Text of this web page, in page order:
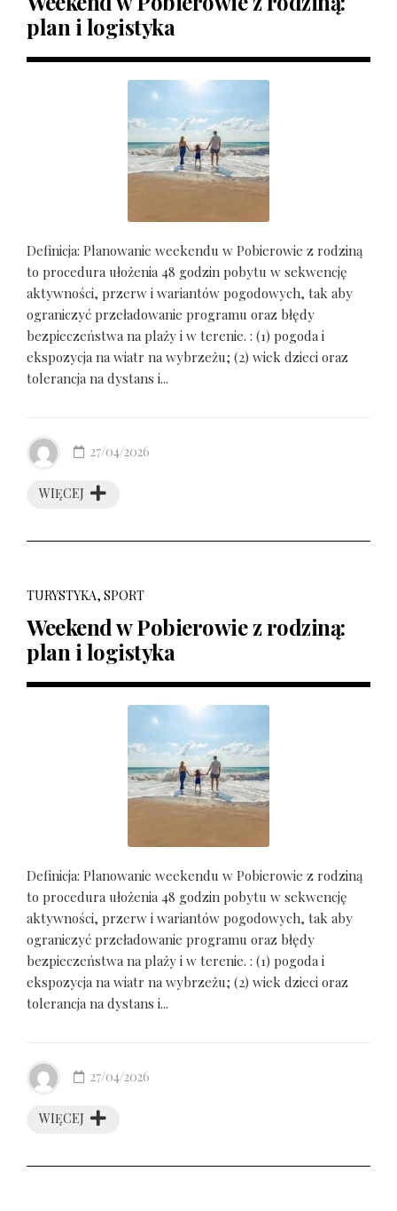
plan i logistyka
Definicja: Planowanie weekendu w Pobierowie z rodziną
to procedura ułożenia 48 godzin pobytu w sekwencję
aktywności, przerw i wariantów pogodowych, tak aby
ograniczyć przeładowanie programu oraz błędy
bezpieczeństwa na plaży i w terenie. : (1) pogoda i
ekspozycja na wiatr na wybrzeżu; (2) wiek dzieci oraz
tolerancja na dystans i...
WIĘCEJ
27/04/2026
TURYSTYKA, SPORT
Weekend w Pobierowie z rodziną:
plan i logistyka
Definicja: Planowanie weekendu w Pobierowie z rodziną
to procedura ułożenia 48 godzin pobytu w sekwencję
aktywności, przerw i wariantów pogodowych, tak aby
ograniczyć przeładowanie programu oraz błędy
bezpieczeństwa na plaży i w terenie. : (1) pogoda i
ekspozycja na wiatr na wybrzeżu; (2) wiek dzieci oraz
tolerancja na dystans i...
WIĘCEJ
27/04/2026